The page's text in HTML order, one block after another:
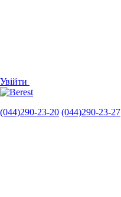
Увійти
(044)290-23-20 (044)290-23-27